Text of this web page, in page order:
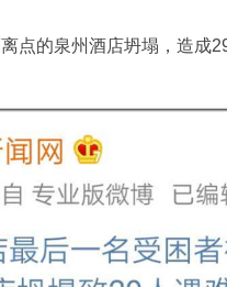
点的泉州酒店坍塌，造成